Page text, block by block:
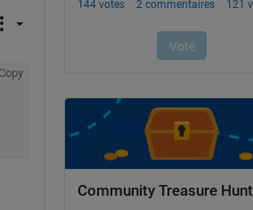
Copy
Community Treasure Hunt